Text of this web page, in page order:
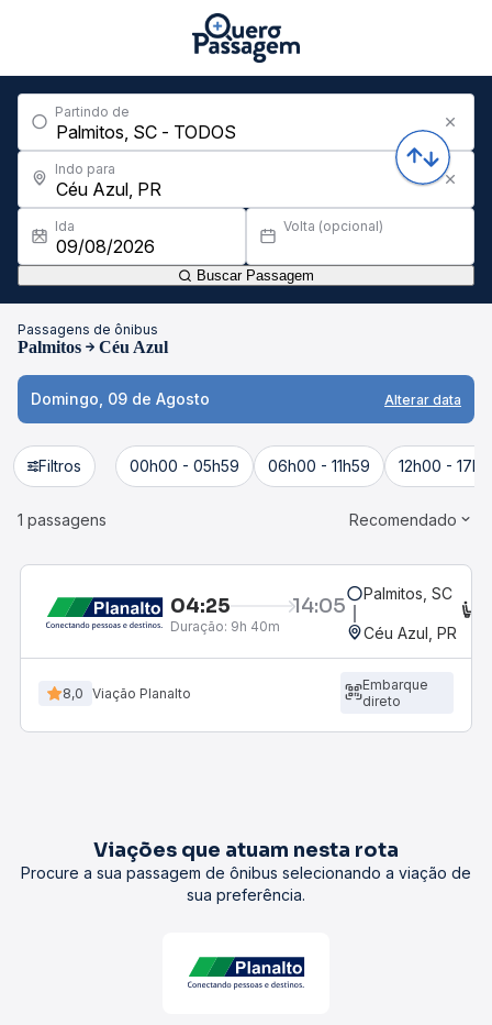
Partindo de
Indo para
Ida Volta (opcional)
Buscar Passagem
Passagens de ônibus
Palmitos Céu Azul
Domingo, 09 de Agosto Alterar data
Filtros 00h00 - 05h59 06h00 - 11h59 12h00 -
1 passagens Recomendado
04:25 14:05
Duração: 9h 40m
Palmitos, SC
Céu Azul, PR
8,0 Viação Planalto
Embarque
direto
Viações que atuam nesta rota
Procure a sua passagem de ônibus selecionando a viação de
sua preferência.